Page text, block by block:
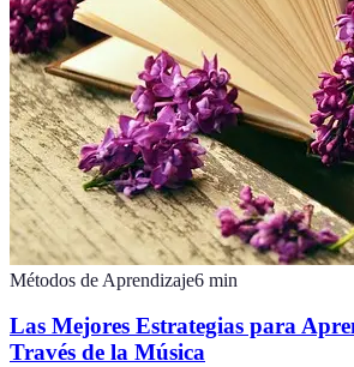
Métodos de Aprendizaje6 min
Las Mejores Estrategias para
Través de la Música